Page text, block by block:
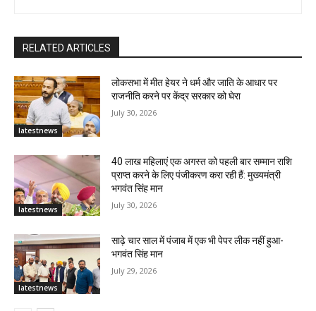
RELATED ARTICLES
latestnews
लोकसभा में मीत हेयर ने धर्म और जाति के आधार पर
राजनीति करने पर केंद्र सरकार को घेरा
July 30, 2026
latestnews
40 लाख महिलाएं एक अगस्त को पहली बार सम्मान राशि
प्राप्त करने के लिए पंजीकरण करा रही हैं: मुख्यमंत्री
भगवंत सिंह मान
July 30, 2026
latestnews
साढ़े चार साल में पंजाब में एक भी पेपर लीक नहीं हुआ-
भगवंत सिंह मान
July 29, 2026